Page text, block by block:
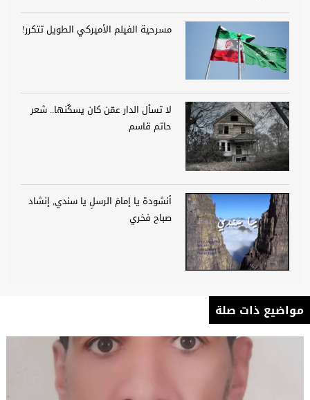
مسرحية الفيلم الأميركي الطويل تتكرر!
لا تسأل الدار عمّن كان يسكُنها.. شعر
حاتم قاسم
أنشودة يا إمامَ الرسلِ يا سندي, إنشاد
صباح فخري
مواضيع ذات صلة